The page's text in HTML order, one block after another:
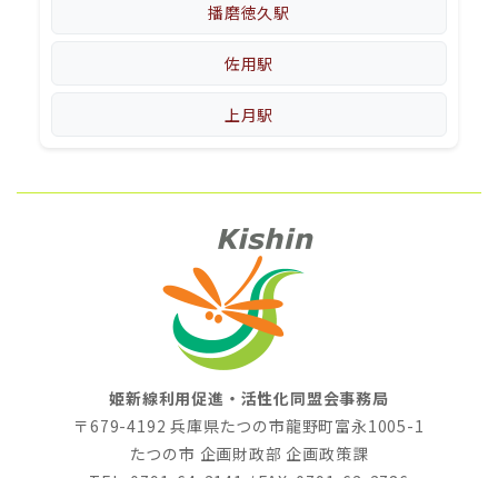
播磨徳久駅
佐用駅
上月駅
姫新線利用促進・活性化同盟会事務局
〒679-4192 兵庫県たつの市龍野町富永1005-1
たつの市 企画財政部 企画政策課